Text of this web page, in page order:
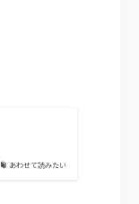
あわせて読みたい